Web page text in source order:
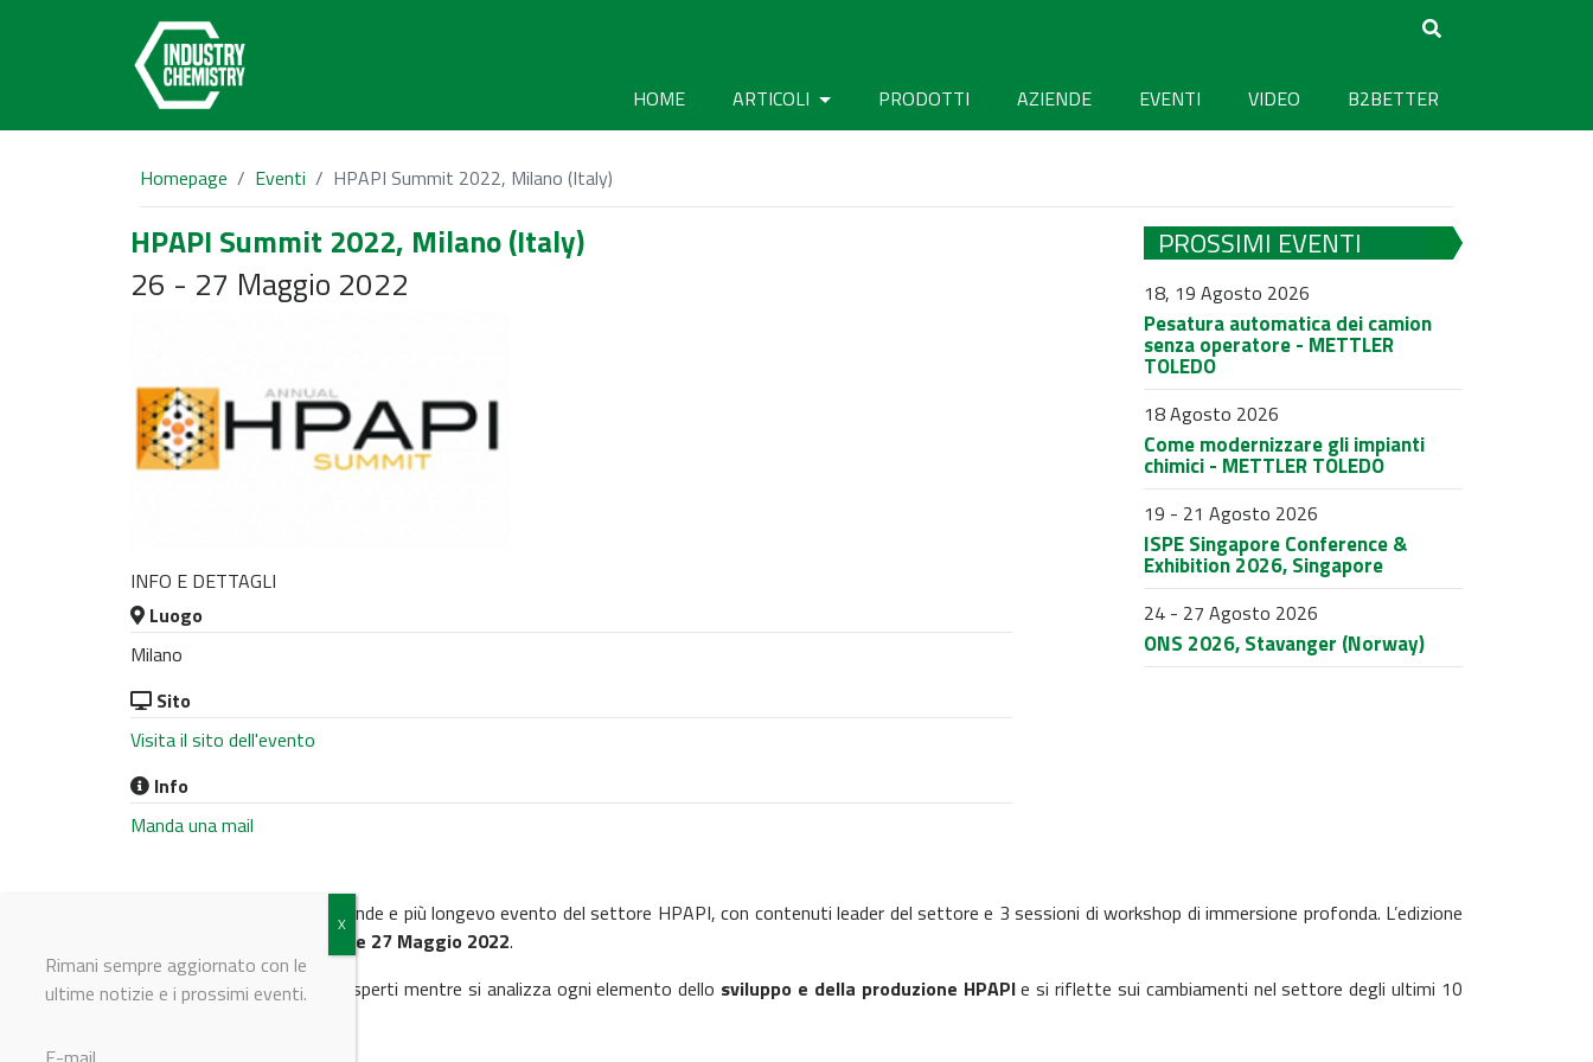
HOME ARTICOLI PRODOTTI AZIENDE EVENTI VIDEO B2BETTER
Homepage Eventi HPAPI Summit 2022, Milano (Italy)
HPAPI Summit 2022, Milano (Italy)
26 - 27 Maggio 2022
INFO E DETTAGLI
Luogo
Milano
Sito
Visita il sito dell'evento
Info
Manda una mail
PROSSIMI EVENTI
18, 19 Agosto 2026
Pesatura automatica dei camion
senza operatore - METTLER
TOLEDO
18 Agosto 2026
Come modernizzare gli impianti
chimici - METTLER TOLEDO
19 - 21 Agosto 2026
ISPE Singapore Conference &
Exhibition 2026, Singapore
24 - 27 Agosto 2026
ONS 2026, Stavanger (Norway)
è il più grande e più longevo evento del settore HPAPI, con contenuti leader del settore e 3 sessioni di workshop di immersione profonda. L’edizione
Milano il 26 e 27 Maggio 2022.
Unisciti a oltre 25 relatori esperti mentre si analizza ogni elemento dello sviluppo e della produzione HPAPIe si riflette sui cambiamenti nel settore degli ultimi 10
Rimani sempre aggiornato con le
ultime notizie e i prossimi eventi.